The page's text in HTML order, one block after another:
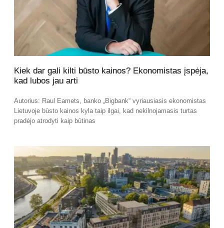
Kiek dar gali kilti būsto kainos? Ekonomistas įspėja,
kad lubos jau arti
Autorius: Raul Eamets, banko „Bigbank“ vyriausiasis ekonomistas
Lietuvoje būsto kainos kyla taip ilgai, kad nekilnojamasis turtas
pradėjo atrodyti kaip būtinas